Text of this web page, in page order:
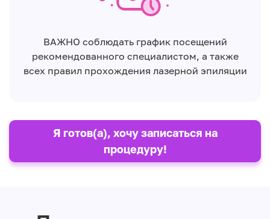
ВАЖНО соблюдать график посещений
рекомендованного специалистом, а также
всех правил прохождения лазерной эпиляции
Я готов(а), хочу записаться на
процедуру!